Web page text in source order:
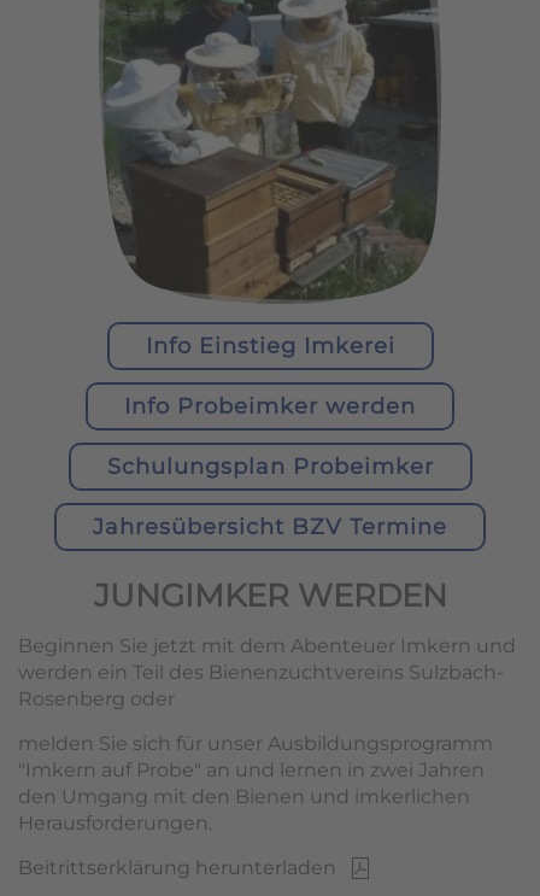
Info Einstieg Imkerei
Info Probeimker werden
Schulungsplan Probeimker
Jahresübersicht BZV Termine
JUNGIMKER WERDEN
Beginnen Sie jetzt mit dem Abenteuer Imkern und
werden ein Teil des Bienenzuchtvereins Sulzbach-
Rosenberg oder
melden Sie sich für unser Ausbildungsprogramm
"Imkern auf Probe" an und lernen in zwei Jahren
den Umgang mit den Bienen und imkerlichen
Herausforderungen.
Beitrittserklärung herunterladen